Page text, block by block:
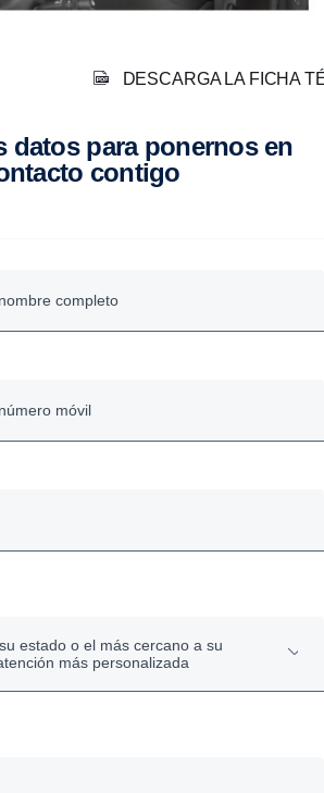
DESCARGA LA FICHA
contigo
estado o el más cercano a su
más personalizada